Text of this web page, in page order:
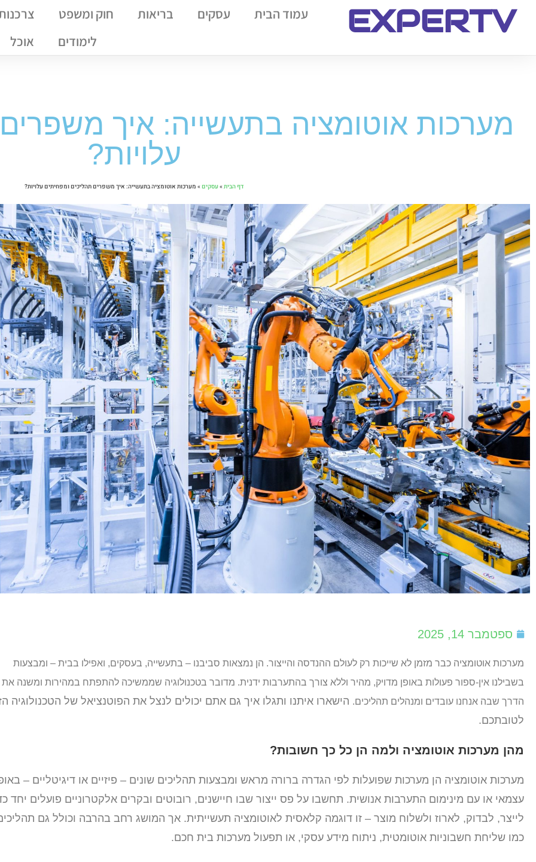
EXPERTV עמוד הבית עסקים בריאות חוק ומשפט
לימודים
אוכל
מערכות אוטומציה בתעשייה: איך
עלויות?
דף הבית»עסקים» מערכות אוטומציה בתעשייה: איך משפרים תהליכים ומפחיתים עלויות?
ספטמבר 14, 2025
מערכות אוטומציה כבר מזמן לא שייכות רק לעולם ההנדסה והייצור. הן נמצאות סביבנו – בתעשייה, בעסקים, ואפילו בבית – ומבצעות
בשבילנו אין-ספור פעולות באופן מדויק, מהיר וללא צורך בהתערבות ידנית. מדובר בטכנולוגיה שממשיכה להתפתח במהירות ומשנה את
הדרך שבה אנחנו עובדים ומנהלים תהליכים. הישארו איתנו ותגלו איך גם אתם יכולים לנצל את הפוטנציאל של הטכנולוגיה
לטובתכם.
מהן מערכות אוטומציה ולמה הן כל כך חשובות?
מערכות אוטומציה הן מערכות שפועלות לפי הגדרה ברורה מראש ומבצעות תהליכים שונים – פיזיים או דיגיטליים –
עצמאי או עם מינימום התערבות אנושית. תחשבו על פס ייצור שבו חיישנים, רובוטים ובקרים אלקטרוניים פועלים יחד
לייצר, לבדוק, לארוז ולשלוח מוצר – זו דוגמה קלאסית לאוטומציה תעשייתית. אך המושג רחב בהרבה וכולל גם
כמו שליחת חשבוניות אוטומטית, ניתוח מידע עסקי, או תפעול מערכות בית חכם.